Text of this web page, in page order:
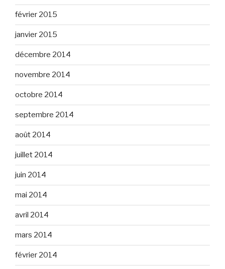
février 2015
janvier 2015
décembre 2014
novembre 2014
octobre 2014
septembre 2014
août 2014
juillet 2014
juin 2014
mai 2014
avril 2014
mars 2014
février 2014